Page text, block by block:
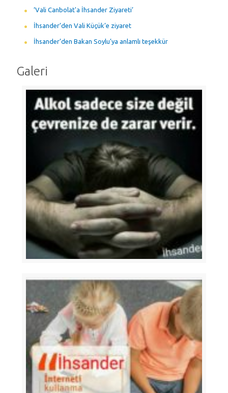
‘Vali Canbolat'a İhsander Ziyareti’
İhsander’den Vali Küçük’e ziyaret
İhsander’den Bakan Soylu’ya anlamlı teşekkür
Galeri